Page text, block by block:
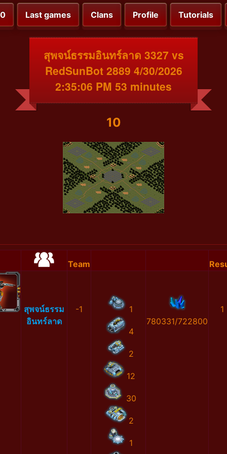
Last games Clans Profile Tutorials
สุพจน์ธรรมอินทร์ลาด 3327 vs
RedSunBot 2889 4/30/2026
2:35:06 PM 53 minutes
10
Team
สุพจน์ธรรม
อินทร์ลาด
-1 1
4
2
12
30
2
1
780331/722800
1